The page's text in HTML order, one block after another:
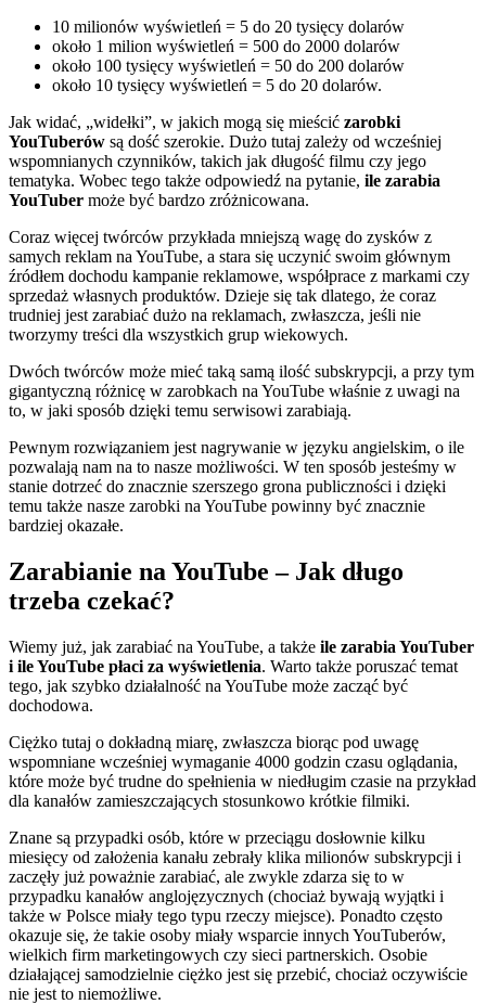
10 milionów wyświetleń = 5 do 20 tysięcy dolarów
około 1 milion wyświetleń = 500 do 2000 dolarów
około 100 tysięcy wyświetleń = 50 do 200 dolarów
około 10 tysięcy wyświetleń = 5 do 20 dolarów.
Jak widać, „widełki”, w jakich mogą się mieścić zarobki
YouTuberów są dość szerokie. Dużo tutaj zależy od wcześniej
wspomnianych czynników, takich jak długość filmu czy jego
tematyka. Wobec tego także odpowiedź na pytanie, ile zarabia
YouTuber może być bardzo zróżnicowana.
Coraz więcej twórców przykłada mniejszą wagę do zysków z
samych reklam na YouTube, a stara się uczynić swoim głównym
źródłem dochodu kampanie reklamowe, współprace z markami czy
sprzedaż własnych produktów. Dzieje się tak dlatego, że coraz
trudniej jest zarabiać dużo na reklamach, zwłaszcza, jeśli nie
tworzymy treści dla wszystkich grup wiekowych.
Dwóch twórców może mieć taką samą ilość subskrypcji, a przy tym
gigantyczną różnicę w zarobkach na YouTube właśnie z uwagi na
to, w jaki sposób dzięki temu serwisowi zarabiają.
Pewnym rozwiązaniem jest nagrywanie w języku angielskim, o ile
pozwalają nam na to nasze możliwości. W ten sposób jesteśmy w
stanie dotrzeć do znacznie szerszego grona publiczności i dzięki
temu także nasze zarobki na YouTube powinny być znacznie
bardziej okazałe.
Zarabianie na YouTube – Jak długo
trzeba czekać?
Wiemy już, jak zarabiać na YouTube, a także ile zarabia YouTuber
i ile YouTube płaci za wyświetlenia. Warto także poruszać temat
tego, jak szybko działalność na YouTube może zacząć być
dochodowa.
Ciężko tutaj o dokładną miarę, zwłaszcza biorąc pod uwagę
wspomniane wcześniej wymaganie 4000 godzin czasu oglądania,
które może być trudne do spełnienia w niedługim czasie na przykład
dla kanałów zamieszczających stosunkowo krótkie filmiki.
Znane są przypadki osób, które w przeciągu dosłownie kilku
miesięcy od założenia kanału zebrały klika milionów subskrypcji i
zaczęły już poważnie zarabiać, ale zwykle zdarza się to w
przypadku kanałów anglojęzycznych (chociaż bywają wyjątki i
także w Polsce miały tego typu rzeczy miejsce). Ponadto często
okazuje się, że takie osoby miały wsparcie innych YouTuberów,
wielkich firm marketingowych czy sieci partnerskich. Osobie
działającej samodzielnie ciężko jest się przebić, chociaż oczywiście
nie jest to niemożliwe.